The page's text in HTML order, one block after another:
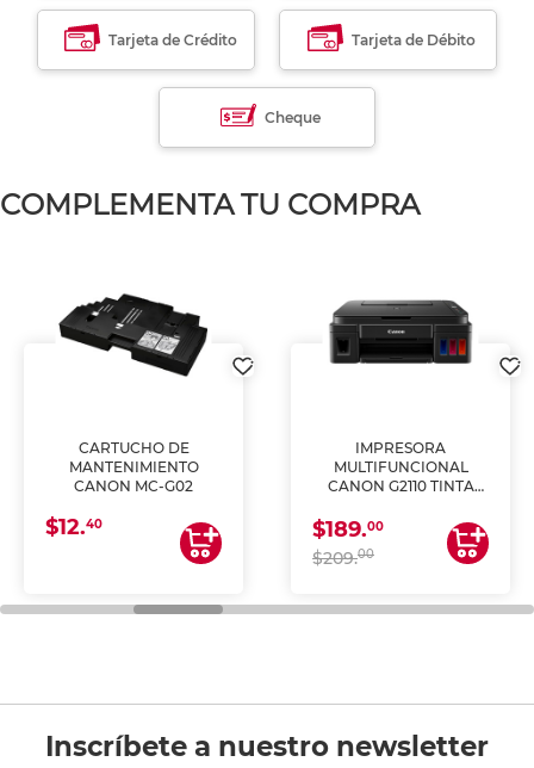
Tarjeta de Crédito Tarjeta de Débito
Cheque
COMPLEMENTA TU COMPRA
CARTUCHO DE
MANTENIMIENTO
CANON MC-G02
$12.40
IMPRESORA
MULTIFUNCIONAL
CANON G2110 TINTA
$189.00
$209.00
Inscríbete a nuestro newsletter